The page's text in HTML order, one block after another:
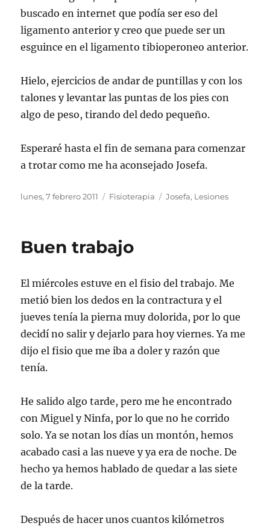
buscado en internet que podía ser eso del
ligamento anterior y creo que puede ser un
esguince en el ligamento tibioperoneo anterior.
Hielo, ejercicios de andar de puntillas y con los
talones y levantar las puntas de los pies con
algo de peso, tirando del dedo pequeño.
Esperaré hasta el fin de semana para comenzar
a trotar como me ha aconsejado Josefa.
Publicado
lunes, 7 febrero 2011 Categorías
Fisioterapia Etiquetas
Josefa, Lesiones
Buen trabajo
El miércoles estuve en el fisio del trabajo. Me
metió bien los dedos en la contractura y el
jueves tenía la pierna muy dolorida, por lo que
decidí no salir y dejarlo para hoy viernes. Ya me
dijo el fisio que me iba a doler y razón que
tenía.
He salido algo tarde, pero me he encontrado
con Miguel y Ninfa, por lo que no he corrido
solo. Ya se notan los días un montón, hemos
acabado casi a las nueve y ya era de noche. De
hecho ya hemos hablado de quedar a las siete
de la tarde.
Después de hacer unos cuantos kilómetros